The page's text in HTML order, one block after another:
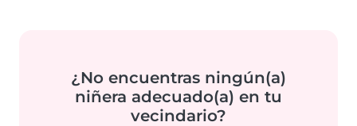
¿No encuentras ningún(a)
niñera adecuado(a) en tu
vecindario?